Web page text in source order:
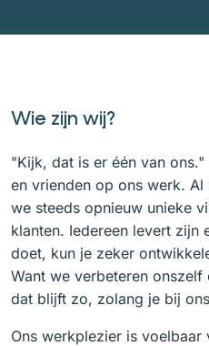
Wie zijn wij?
"Kijk, dat is er één van
en vrienden op ons werk.
we steeds opnieuw unieke
klanten. Iedereen levert zijn
doet, kun je zeker
Want we verbeteren
dat blijft zo, zolang je bij
Ons werkplezier is